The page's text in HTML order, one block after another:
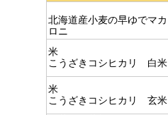
北海道産小麦の早ゆでマカ
ロニ
米
こうざきコシヒカリ 白米
米
こうざきコシヒカリ 玄米